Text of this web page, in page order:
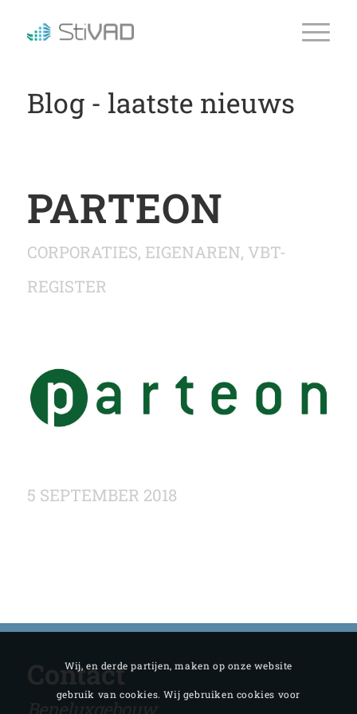
Blog - laatste nieuws
PARTEON
CORPORATIES, EIGENAREN, VBT-
REGISTER
5 SEPTEMBER 2018
Contact
Beneluxgebouw
Wij, en derde partijen, maken op onze website
gebruik van cookies. Wij gebruiken cookies voor